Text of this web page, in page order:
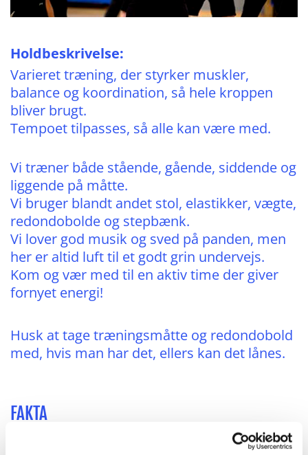
Holdbeskrivelse:
Varieret træning, der styrker muskler,
balance og koordination, så hele kroppen
bliver brugt.
Tempoet tilpasses, så alle kan være med.
Vi træner både stående, gående, siddende og
liggende på måtte.
Vi bruger blandt andet stol, elastikker, vægte,
redondobolde og stepbænk.
Vi lover god musik og sved på panden, men
her er altid luft til et godt grin undervejs.
Kom og vær med til en aktiv time der giver
fornyet energi!
Husk at tage træningsmåtte og redondobold
med, hvis man har det, ellers kan det lånes.
FAKTA